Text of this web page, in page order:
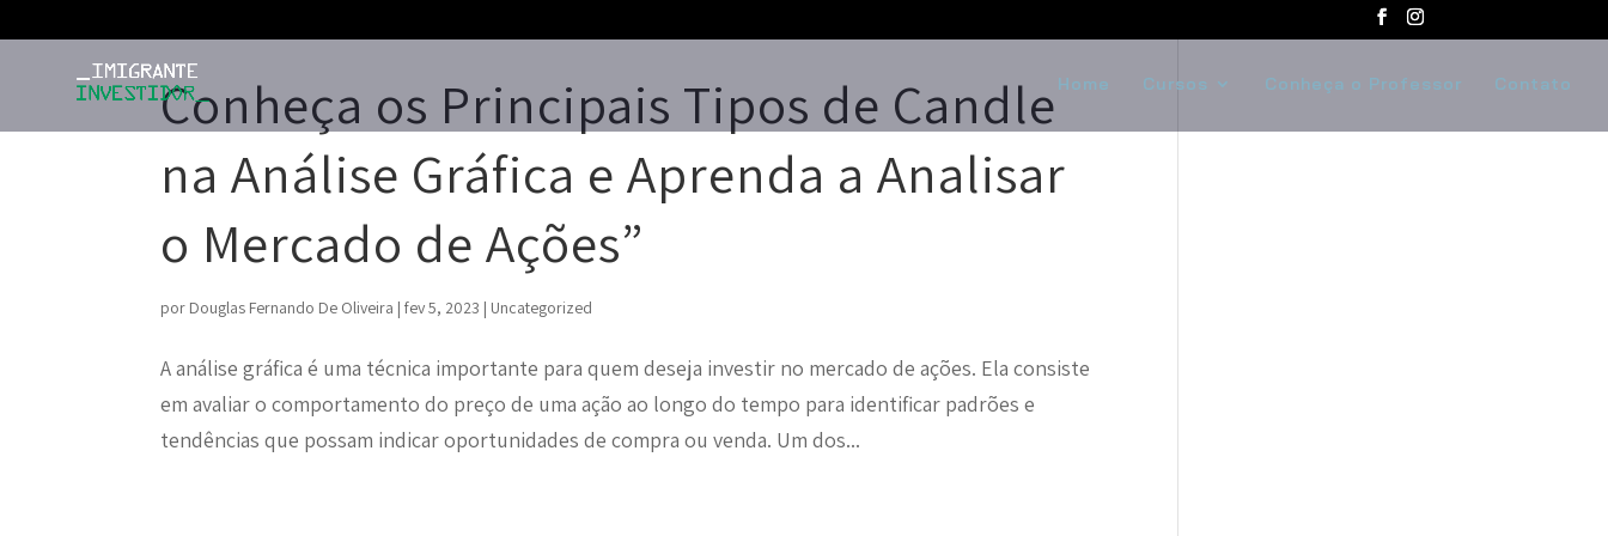
Home Cursos Conheça o Professor Contato
Conheça os Principais Tipos de Candle
na Análise Gráfica e Aprenda a Analisar
o Mercado de Ações”
por Douglas Fernando De Oliveira |fev 5, 2023 | Uncategorized
A análise gráfica é uma técnica importante para quem deseja investir no mercado de ações. Ela consiste
em avaliar o comportamento do preço de uma ação ao longo do tempo para identificar padrões e
tendências que possam indicar oportunidades de compra ou venda. Um dos...